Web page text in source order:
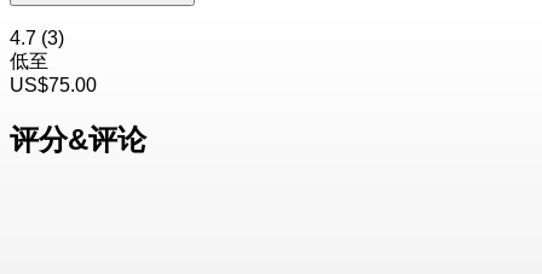
4.7 (3)
低至
US$75.00
评分&评论